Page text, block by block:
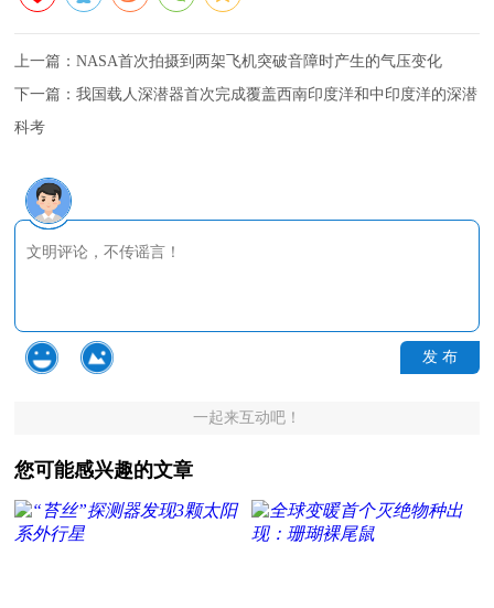
上一篇：NASA首次拍摄到两架飞机突破音障时产生的气压变化
下一篇：我国载人深潜器首次完成覆盖西南印度洋和中印度洋的深潜
科考
发 布
一起来互动吧！
您可能感兴趣的文章